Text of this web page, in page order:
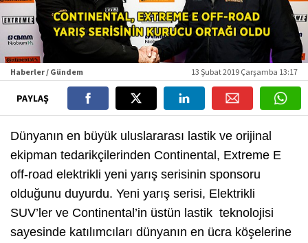
Haberler / Gündem 13 Şubat 2019 Çarşamba 13:17
PAYLAŞ
Dünyanın en büyük uluslararası lastik ve orijinal
ekipman tedarikçilerinden Continental, Extreme E
off-road elektrikli yeni yarış serisinin sponsoru
olduğunu duyurdu. Yeni yarış serisi, Elektrikli
SUV’ler ve Continental’in üstün lastik teknolojisi
sayesinde katılımcıları dünyanın en ücra köşelerine